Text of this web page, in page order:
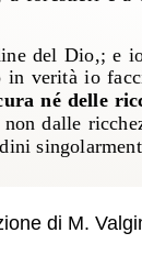
del Dio,; e
verità io
né delle
dalle
di M.